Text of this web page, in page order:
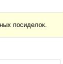
посиделок.